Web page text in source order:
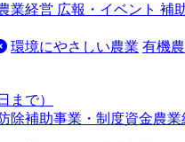
業経営 広報・イベント 補
環境にやさしい農業 有機
まで）
除補助事業・制度資金農業